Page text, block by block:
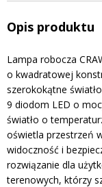
Opis produktu
Lampa robocza
o kwadratowej
szerokokątne
9 diodom LED o
światło o
oświetla przestrzeń
widoczność i
rozwiązanie dla
terenowych, którzy